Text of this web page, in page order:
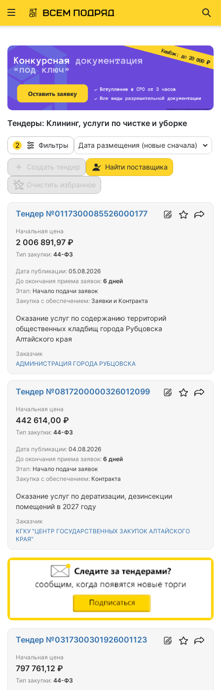
Развернуть
Тендеры: Клининг, услуги по чистке и уборке
2 Фильтры Дата размещения (новые сначала)
Создать тендер Найти поставщика
Очистить избранное
Оказание услуг по содержанию территорий
общественных кладбищ города Рубцовска
Алтайского края
Заказчик
АДМИНИСТРАЦИЯ ГОРОДА РУБЦОВСКА
Тендер №0117300085526000177
Начальная цена
2 006 891,97 ₽
Тип закупки: 44-ФЗ
Дата публикации: 05.08.2026
До окончания приема заявок: 6 дней
Этап: Начало подачи заявок
Закупка с обеспечением: Заявки и Контракта
Оказание услуг по дератизации, дезинсекции
помещений в 2027 году
Заказчик
КГКУ "ЦЕНТР ГОСУДАРСТВЕННЫХ ЗАКУПОК АЛТАЙСКОГО
КРАЯ"
Тендер №0817200000326012099
Начальная цена
442 614,00 ₽
Тип закупки: 44-ФЗ
Дата публикации: 04.08.2026
До окончания приема заявок: 6 дней
Этап: Начало подачи заявок
Закупка с обеспечением: Контракта
Тендер №0317300301926001123
Начальная цена
797 761,12 ₽
Тип закупки: 44-ФЗ